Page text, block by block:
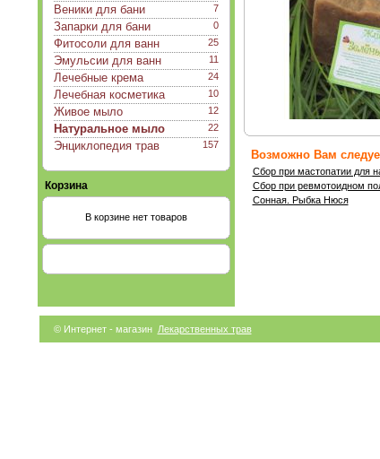
7
Веники для бани
0
Запарки для бани
25
Фитосоли для ванн
11
Эмульсии для ванн
24
Лечебные крема
10
Лечебная косметика
12
Живое мыло
22
Натуральное мыло
157
Энциклопедия трав
Корзина
В корзине нет товаров
Возможно Вам
Сбор при мастопатии для
Сбор при ревмотоидном
Сонная. Рыбка Нюся
© Интернет - магазин Лекарственных трав